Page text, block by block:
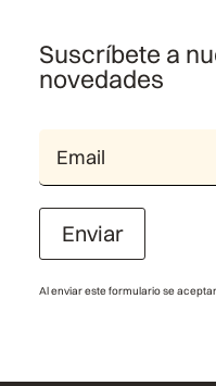
Suscríbete a
novedades
Enviar
Al enviar este formulario se